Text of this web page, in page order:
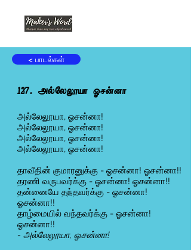
< பாடல்கள்
127. அல்லேலூயா ஓசன்னா
அல்லேலூயா, ஓசன்னா!
அல்லேலூயா, ஓசன்னா!
அல்லேலூயா, ஓசன்னா!
அல்லேலூயா, ஓசன்னா!
தாவீதின் குமாரனுக்கு - ஓசன்னா! ஓசன்னா!!
தரணி வருபவர்க்கு - ஓசன்னா! ஓசன்னா!!
தன்னையே தந்தவர்க்கு - ஓசன்னா!
ஓசன்னா!!
தாழ்மையில் வந்தவர்க்கு - ஓசன்னா!
ஓசன்னா!!
- அல்லேலூயா, ஓசன்னா!